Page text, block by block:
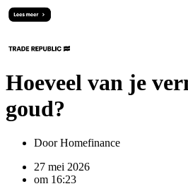
Hoeveel van je
goud?
DoorHomefinance
27 mei 2026
om 16:23